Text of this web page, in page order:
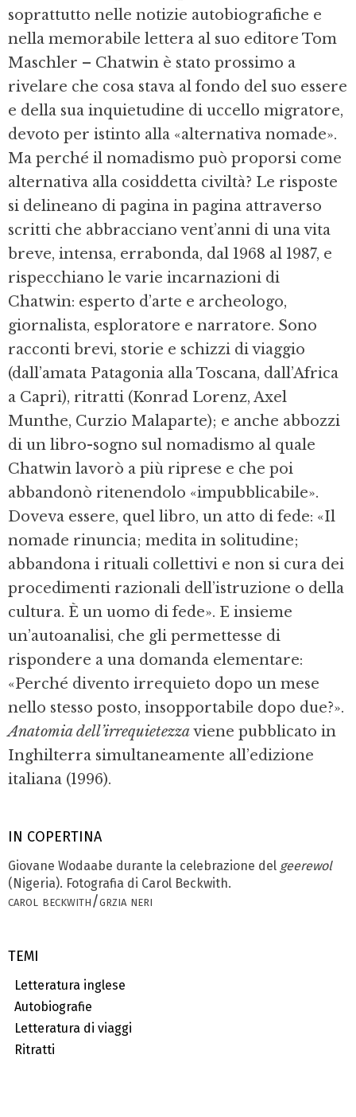
IN COPERTINA
Giovane Wodaabe durante la celebrazione del geerewol
(Nigeria). Fotografia di Carol Beckwith.
carol beckwith/grzia neri
TEMI
Letteratura inglese
Autobiografie
Letteratura di viaggi
Ritratti
soprattutto nelle notizie autobiografiche e
nella memorabile lettera al suo editore Tom
Maschler – Chatwin è stato prossimo a
rivelare che cosa stava al fondo del suo essere
e della sua inquietudine di uccello migratore,
devoto per istinto alla «alternativa nomade».
Ma perché il nomadismo può proporsi come
alternativa alla cosiddetta civiltà? Le risposte
si delineano di pagina in pagina attraverso
scritti che abbracciano vent’anni di una vita
breve, intensa, errabonda, dal 1968 al 1987, e
rispecchiano le varie incarnazioni di
Chatwin: esperto d’arte e archeologo,
giornalista, esploratore e narratore. Sono
racconti brevi, storie e schizzi di viaggio
(dall’amata Patagonia alla Toscana, dall’Africa
a Capri), ritratti (Konrad Lorenz, Axel
Munthe, Curzio Malaparte); e anche abbozzi
di un libro-sogno sul nomadismo al quale
Chatwin lavorò a più riprese e che poi
abbandonò ritenendolo «impubblicabile».
Doveva essere, quel libro, un atto di fede: «Il
nomade rinuncia; medita in solitudine;
abbandona i rituali collettivi e non si cura dei
procedimenti razionali dell’istruzione o della
cultura. È un uomo di fede». E insieme
un’autoanalisi, che gli permettesse di
rispondere a una domanda elementare:
«Perché divento irrequieto dopo un mese
nello stesso posto, insopportabile dopo due?».
Anatomia dell’irrequietezzaviene pubblicato in
Inghilterra simultaneamente all’edizione
italiana (1996).